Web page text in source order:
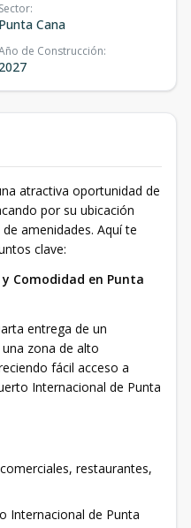
Sector:
Punta Cana
de Construcción:
2027
atractiva oportunidad de
por su ubicación
amenidades. Aquí te
clave:
y Comodidad en Punta
entrega de un
zona de alto
fácil acceso a
Internacional de Punta
restaurantes,
Internacional de Punta